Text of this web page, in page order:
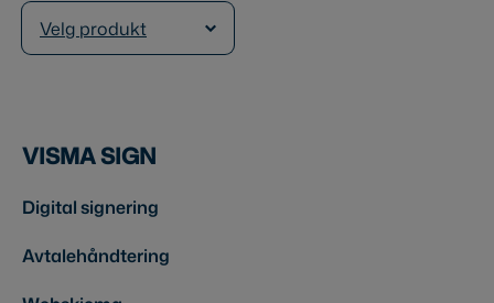
Velg produkt
VISMA SIGN
Digital signering
Avtalehåndtering